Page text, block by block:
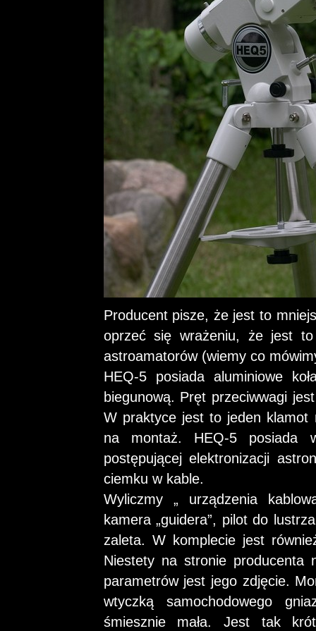
Producent pisze, że jest to
oprzeć się wrażeniu, że jest
astroamatorów (wiemy co
HEQ-5 posiada aluminiowe
biegunową. Pręt przeciwwagi
W praktyce jest to jeden klamot
na montaż. HEQ-5 posiada
postępującej elektronizacji
ciemku w kable.
Wyliczmy „ urządzenia
kamera „guidera”, pilot do
zaleta. W komplecie jest
Niestety na stronie producenta
parametrów jest jego zdjęcie.
wtyczką samochodowego
śmiesznie mała. Jest tak